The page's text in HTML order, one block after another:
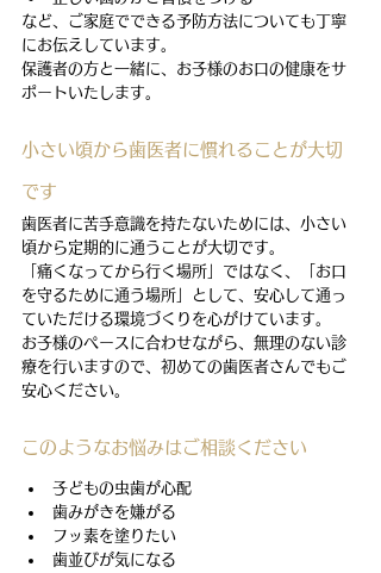
など、ご家庭でできる予防方法についても丁寧
にお伝えしています。
保護者の方と一緒に、お子様のお口の健康をサ
ポートいたします。
小さい頃から歯医者に慣れることが大切
です
歯医者に苦手意識を持たないためには、小さい
頃から定期的に通うことが大切です。
「痛くなってから行く場所」ではなく、「お口
を守るために通う場所」として、安心して通っ
ていただける環境づくりを心がけています。
お子様のペースに合わせながら、無理のない診
療を行いますので、初めての歯医者さんでもご
安心ください。
このようなお悩みはご相談ください
子どもの虫歯が心配
歯みがきを嫌がる
フッ素を塗りたい
歯並びが気になる